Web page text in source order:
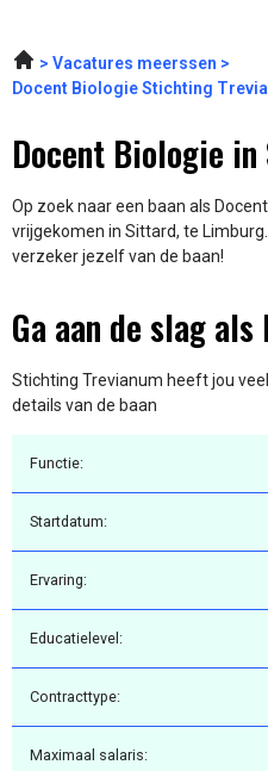
Vacatures meerssen
Docent Biologie Stichting
Docent Biologie
Op zoek naar een baan als
vrijgekomen in Sittard, te
verzeker jezelf van de baan!
Ga aan de slag
Stichting Trevianum heeft jou
details van de baan
Functie:
Startdatum:
Ervaring:
Educatielevel:
Contracttype:
Maximaal salaris: